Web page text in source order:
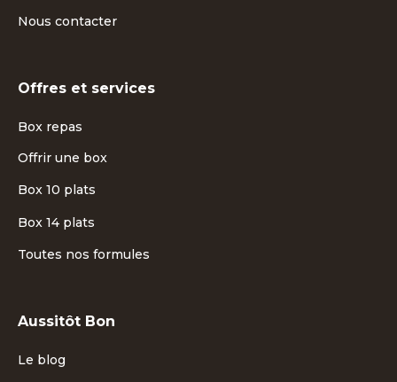
Nous contacter
Offres et services
Box repas
Offrir une box
Box 10 plats
Box 14 plats
Toutes nos formules
Aussitôt Bon
Le blog